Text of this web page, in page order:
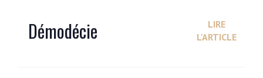
Démodécie
LIRE
L'ARTICLE